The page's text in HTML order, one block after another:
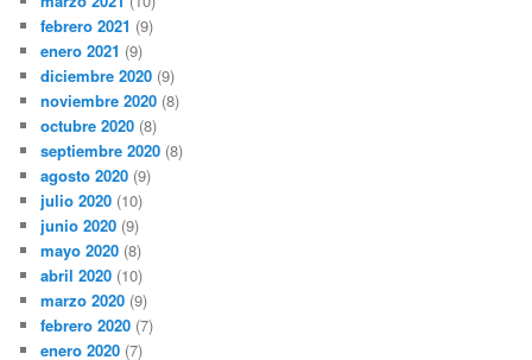
febrero 2021 (9)
enero 2021 (9)
diciembre 2020 (9)
noviembre 2020 (8)
octubre 2020 (8)
septiembre 2020 (8)
agosto 2020 (9)
julio 2020 (10)
junio 2020 (9)
mayo 2020 (8)
abril 2020 (10)
marzo 2020 (9)
febrero 2020 (7)
enero 2020 (7)